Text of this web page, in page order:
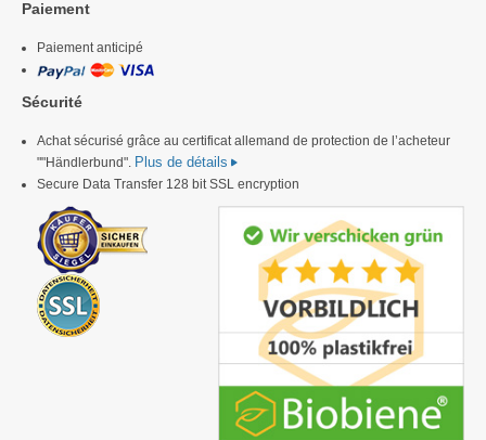
Paiement
Paiement anticipé
Sécurité
Achat sécurisé grâce au certificat allemand de protection de l’acheteur
""Händlerbund". Plus de détails
Secure Data Transfer 128 bit SSL encryption